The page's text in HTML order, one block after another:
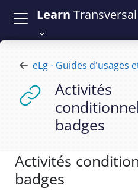
Learn Transversal
Activités
badges
Activités
badges